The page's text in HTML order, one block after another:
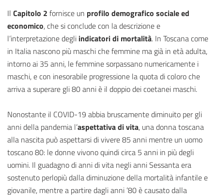
Il Capitolo 2 fornisce un profilo demografico sociale ed
economico, che si conclude con la descrizione e
l’interpretazione degli indicatori di mortalità. In Toscana come
in Italia nascono più maschi che femmine ma già in età adulta,
intorno ai 35 anni, le femmine sorpassano numericamente i
maschi, e con inesorabile progressione la quota di coloro che
arriva a superare gli 80 anni è il doppio dei coetanei maschi.
Nonostante il COVID-19 abbia bruscamente diminuito per gli
anni della pandemia l’aspettativa di vita, una donna toscana
alla nascita può aspettarsi di vivere 85 anni mentre un uomo
toscano 80: le donne vivono quindi circa 5 anni in più degli
uomini. Il guadagno di anni di vita negli anni Sessanta era
sostenuto perlopiù dalla diminuzione della mortalità infantile e
giovanile, mentre a partire dagli anni ’80 è causato dalla